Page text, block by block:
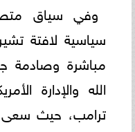
وفي سياق
سياسية لافتة
مباشرة وصادمة
الله والإدارة
ترامب، حيث سعى